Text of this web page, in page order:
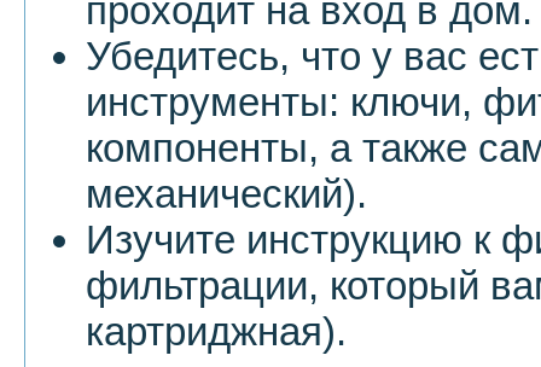
проходит на вход в дом.
Убедитесь, что у вас
инструменты: ключи,
компоненты, а также
механический).
Изучите инструкцию к
фильтрации, который
картриджная).